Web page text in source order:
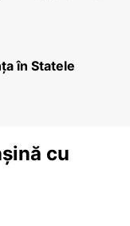
în Statele
cu